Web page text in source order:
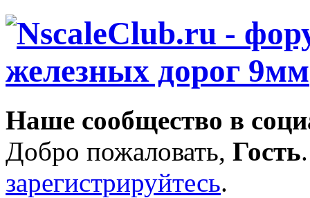
Наше сообщество в
Добро пожаловать, Гость
зарегистрируйтесь.